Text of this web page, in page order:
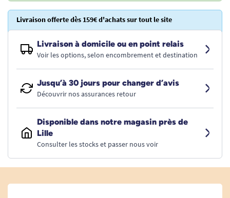
Livraison offerte dès 159€ d'achats sur tout le site
Livraison à domicile ou en point relais
Voir les options, selon encombrement et destination
Jusqu’à 30 jours pour changer d’avis
Découvrir nos assurances retour
Disponible dans notre magasin près de
Lille
Consulter les stocks et passer nous voir